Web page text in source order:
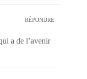
RÉPONDRE
a de l’avenir